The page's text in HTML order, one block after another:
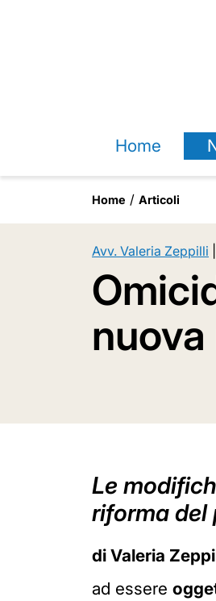
Home
Home Articoli
Avv. Valeria Zeppilli
Le
riforma del
di Valeria
ad essere